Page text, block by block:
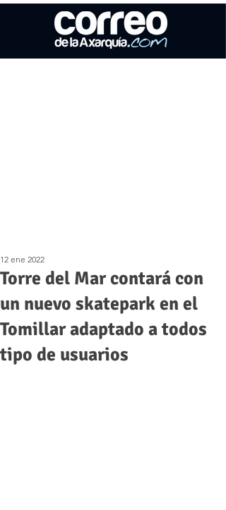
Torre del Mar contará con
un nuevo skatepark en el
Tomillar adaptado a todos
tipo de usuarios
12 ene 2022